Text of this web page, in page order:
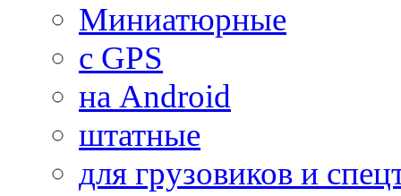
Миниатюрные
с GPS
на Android
штатные
для грузовиков и